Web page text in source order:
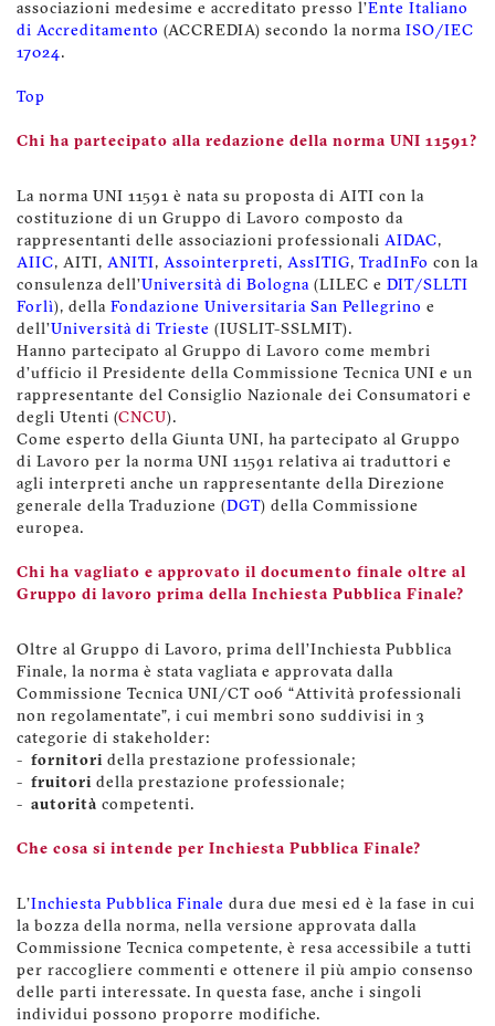
associazioni medesime e accreditato presso l’Ente Italiano
di Accreditamento (ACCREDIA) secondo la norma ISO/IEC
17024.
Top
Chi ha partecipato alla redazione della norma UNI 11591?
La norma UNI 11591 è nata su proposta di AITI con la
costituzione di un Gruppo di Lavoro composto da
rappresentanti delle associazioni professionali AIDAC,
AIIC, AITI, ANITI, Assointerpreti, AssITIG, TradInFo con la
consulenza dell’Università di Bologna (LILEC e DIT/SLLTI
Forlì), della Fondazione Universitaria San Pellegrino e
dell’Università di Trieste (IUSLIT-SSLMIT).
Hanno partecipato al Gruppo di Lavoro come membri
d’ufficio il Presidente della Commissione Tecnica UNI e un
rappresentante del Consiglio Nazionale dei Consumatori e
degli Utenti (CNCU ).
Come esperto della Giunta UNI, ha partecipato al Gruppo
di Lavoro per la norma UNI 11591 relativa ai traduttori e
agli interpreti anche un rappresentante della Direzione
generale della Traduzione (DGT) della Commissione
europea.
Chi ha vagliato e approvato il documento finale oltre al
Gruppo di lavoro prima della Inchiesta Pubblica Finale?
Oltre al Gruppo di Lavoro, prima dell’Inchiesta Pubblica
Finale, la norma è stata vagliata e approvata dalla
Commissione Tecnica UNI/CT 006 “Attività professionali
non regolamentate”, i cui membri sono suddivisi in 3
categorie di stakeholder:
- fornitori della prestazione professionale;
- fruitori della prestazione professionale;
- autorità competenti.
Che cosa si intende per Inchiesta Pubblica Finale?
L'Inchiesta Pubblica Finale dura due mesi ed è la fase in cui
la bozza della norma, nella versione approvata dalla
Commissione Tecnica competente, è resa accessibile a tutti
per raccogliere commenti e ottenere il più ampio consenso
delle parti interessate. In questa fase, anche i singoli
individui possono proporre modifiche.